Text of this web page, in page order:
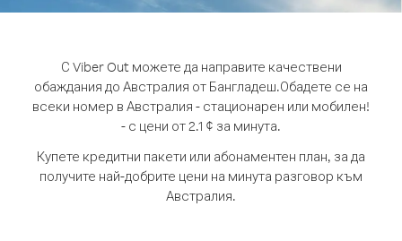
С Viber Out можете да направите качествени
обаждания до Австралия от Бангладеш.Обадете се на
всеки номер в Австралия - стационарен или мобилен!
- с цени от 2.1 ¢ за минута.
Купете кредитни пакети или абонаментен план, за да
получите най-добрите цени на минута разговор към
Австралия.